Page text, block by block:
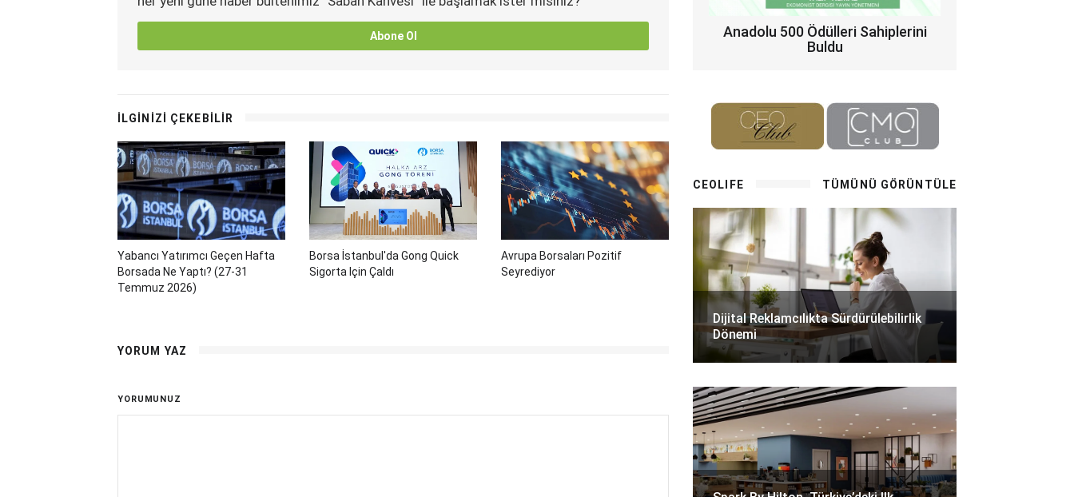
Abone Ol
İLGİNİZİ ÇEKEBİLİR
Yabancı Yatırımcı Geçen Hafta
Borsada Ne Yaptı? (27-31
Temmuz 2026)
Borsa İstanbul'da Gong Quick
Sigorta Için Çaldı
Avrupa Borsaları Pozitif
Seyrediyor
YORUM YAZ
YORUMUNUZ
Anadolu 500 Ödülleri Sahiplerini
Buldu
CEOLIFE TÜMÜNÜ GÖRÜNTÜLE
Dijital Reklamcılıkta Sürdürülebilirlik
Dönemi